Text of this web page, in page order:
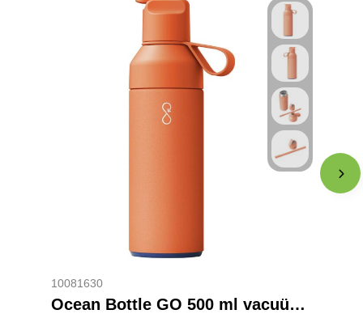
10081630
Ocean Bottle GO 500 ml vacuüm geïsoleerde waterfles